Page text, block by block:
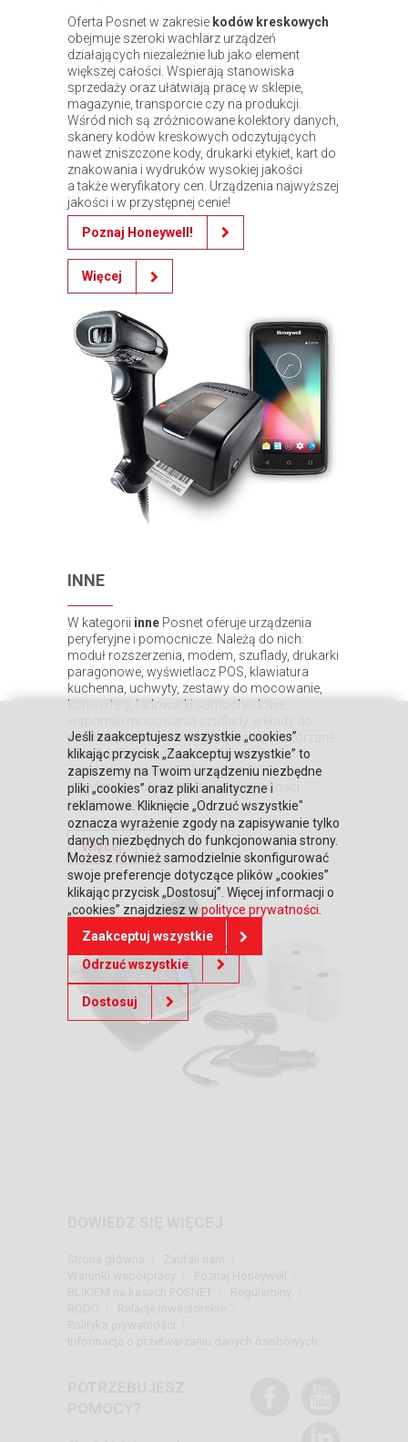
Oferta Posnet w zakresie kodów kreskowych
obejmuje szeroki wachlarz urządzeń
działających niezależnie lub jako element
większej całości. Wspierają stanowiska
sprzedaży oraz ułatwiają pracę w sklepie,
magazynie, transporcie czy na produkcji.
Wśród nich są zróżnicowane kolektory danych,
skanery kodów kreskowych odczytujących
nawet zniszczone kody, drukarki etykiet, kart do
znakowania i wydruków wysokiej jakości
a także weryfikatory cen. Urządzenia najwyższej
jakości i w przystępnej cenie!
Poznaj Honeywell!
Więcej
INNE
W kategorii inne Posnet oferuje urządzenia
peryferyjne i pomocnicze. Należą do nich:
moduł rozszerzenia, modem, szuflady, drukarki
paragonowe, wyświetlacz POS, klawiatura
kuchenna, uchwyty, zestawy do mocowanie,
konwertery, ładowarki samochodowe,
szuflad, papier termiczny, pokrowce i skórzane
etui. Znajduje się tu także oferta kas
samoobsługowych. Wszystko to są
przedmioty i urządzenia wysokiej jakości
i w przystępnej cenie.
Więcej
Jeśli zaakceptujesz wszystkie „cookies”
klikając przycisk „Zaakceptuj wszystkie” to
zapiszemy na Twoim urządzeniu niezbędne
pliki „cookies” oraz pliki analityczne i
reklamowe. Kliknięcie „Odrzuć wszystkie"
oznacza wyrażenie zgody na zapisywanie tylko
danych niezbędnych do funkcjonowania strony.
Możesz również samodzielnie skonfigurować
swoje preferencje dotyczące plików „cookies”
klikając przycisk „Dostosuj”. Więcej informacji o
„cookies” znajdziesz w polityce prywatności.
Zaakceptuj wszystkie
Odrzuć wszystkie
Dostosuj